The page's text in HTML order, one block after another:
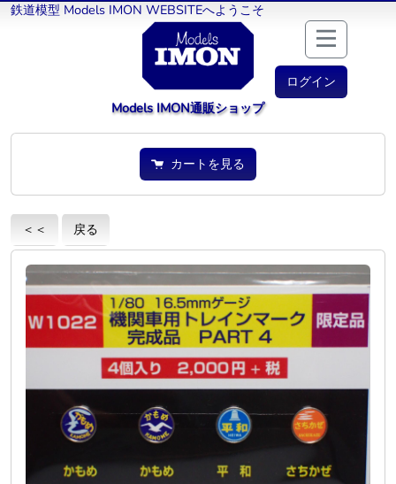
鉄道模型 Models IMON WEBSITEへようこそ
ログイン
Models IMON通販ショップ
カートを見る
＜＜ 戻る